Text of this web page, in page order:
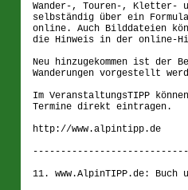
Wander-, Touren-, Kletter-
selbständig über ein
online. Auch Bilddateien
die Hinweis in der online-
Neu hinzugekommen ist der
Wanderungen vorgestellt
Im VeranstaltungsTIPP
Termine direkt eintragen.
http://www.alpintipp.de
11. www.AlpinTIPP.de: Buch